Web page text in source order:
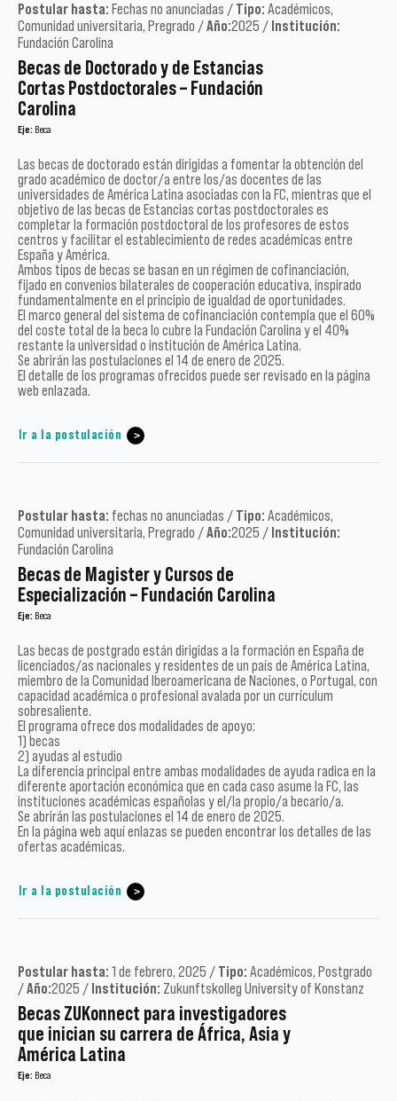
Postular hasta: Fechas no anunciadas / Tipo: Académicos,
Comunidad universitaria, Pregrado /Año:2025 / Institución:
Fundación Carolina
Becas de Doctorado y de Estancias
Cortas Postdoctorales – Fundación
Carolina
Eje: Beca
Las becas de doctorado están dirigidas a fomentar la obtención del
grado académico de doctor/a entre los/as docentes de las
universidades de América Latina asociadas con la FC, mientras que el
objetivo de las becas de Estancias cortas postdoctorales es
completar la formación postdoctoral de los profesores de estos
centros y facilitar el establecimiento de redes académicas entre
España y América.
Ambos tipos de becas se basan en un régimen de cofinanciación,
fijado en convenios bilaterales de cooperación educativa, inspirado
fundamentalmente en el principio de igualdad de oportunidades.
El marco general del sistema de cofinanciación contempla que el 60%
del coste total de la beca lo cubre la Fundación Carolina y el 40%
restante la universidad o institución de América Latina.
Se abrirán las postulaciones el 14 de enero de 2025.
El detalle de los programas ofrecidos puede ser revisado en la página
web enlazada.
Ir a la postulación
Postular hasta: fechas no anunciadas / Tipo: Académicos,
Comunidad universitaria, Pregrado /Año:2025 / Institución:
Fundación Carolina
Becas de Magister y Cursos de
Especialización – Fundación Carolina
Eje: Beca
Las becas de postgrado están dirigidas a la formación en España de
licenciados/as nacionales y residentes de un país de América Latina,
miembro de la Comunidad Iberoamericana de Naciones, o Portugal, con
capacidad académica o profesional avalada por un currículum
sobresaliente.
El programa ofrece dos modalidades de apoyo:
1) becas
2) ayudas al estudio
La diferencia principal entre ambas modalidades de ayuda radica en la
diferente aportación económica que en cada caso asume la FC, las
instituciones académicas españolas y el/la propio/a becario/a.
Se abrirán las postulaciones el 14 de enero de 2025.
En la página web aquí enlazas se pueden encontrar los detalles de las
ofertas académicas.
Ir a la postulación
Postular hasta: 1 de febrero, 2025 / Tipo: Académicos, Postgrado
/Año:2025 / Institución: Zukunftskolleg University of Konstanz
Becas ZUKonnect para investigadores
que inician su carrera de África, Asia y
América Latina
Eje: Beca